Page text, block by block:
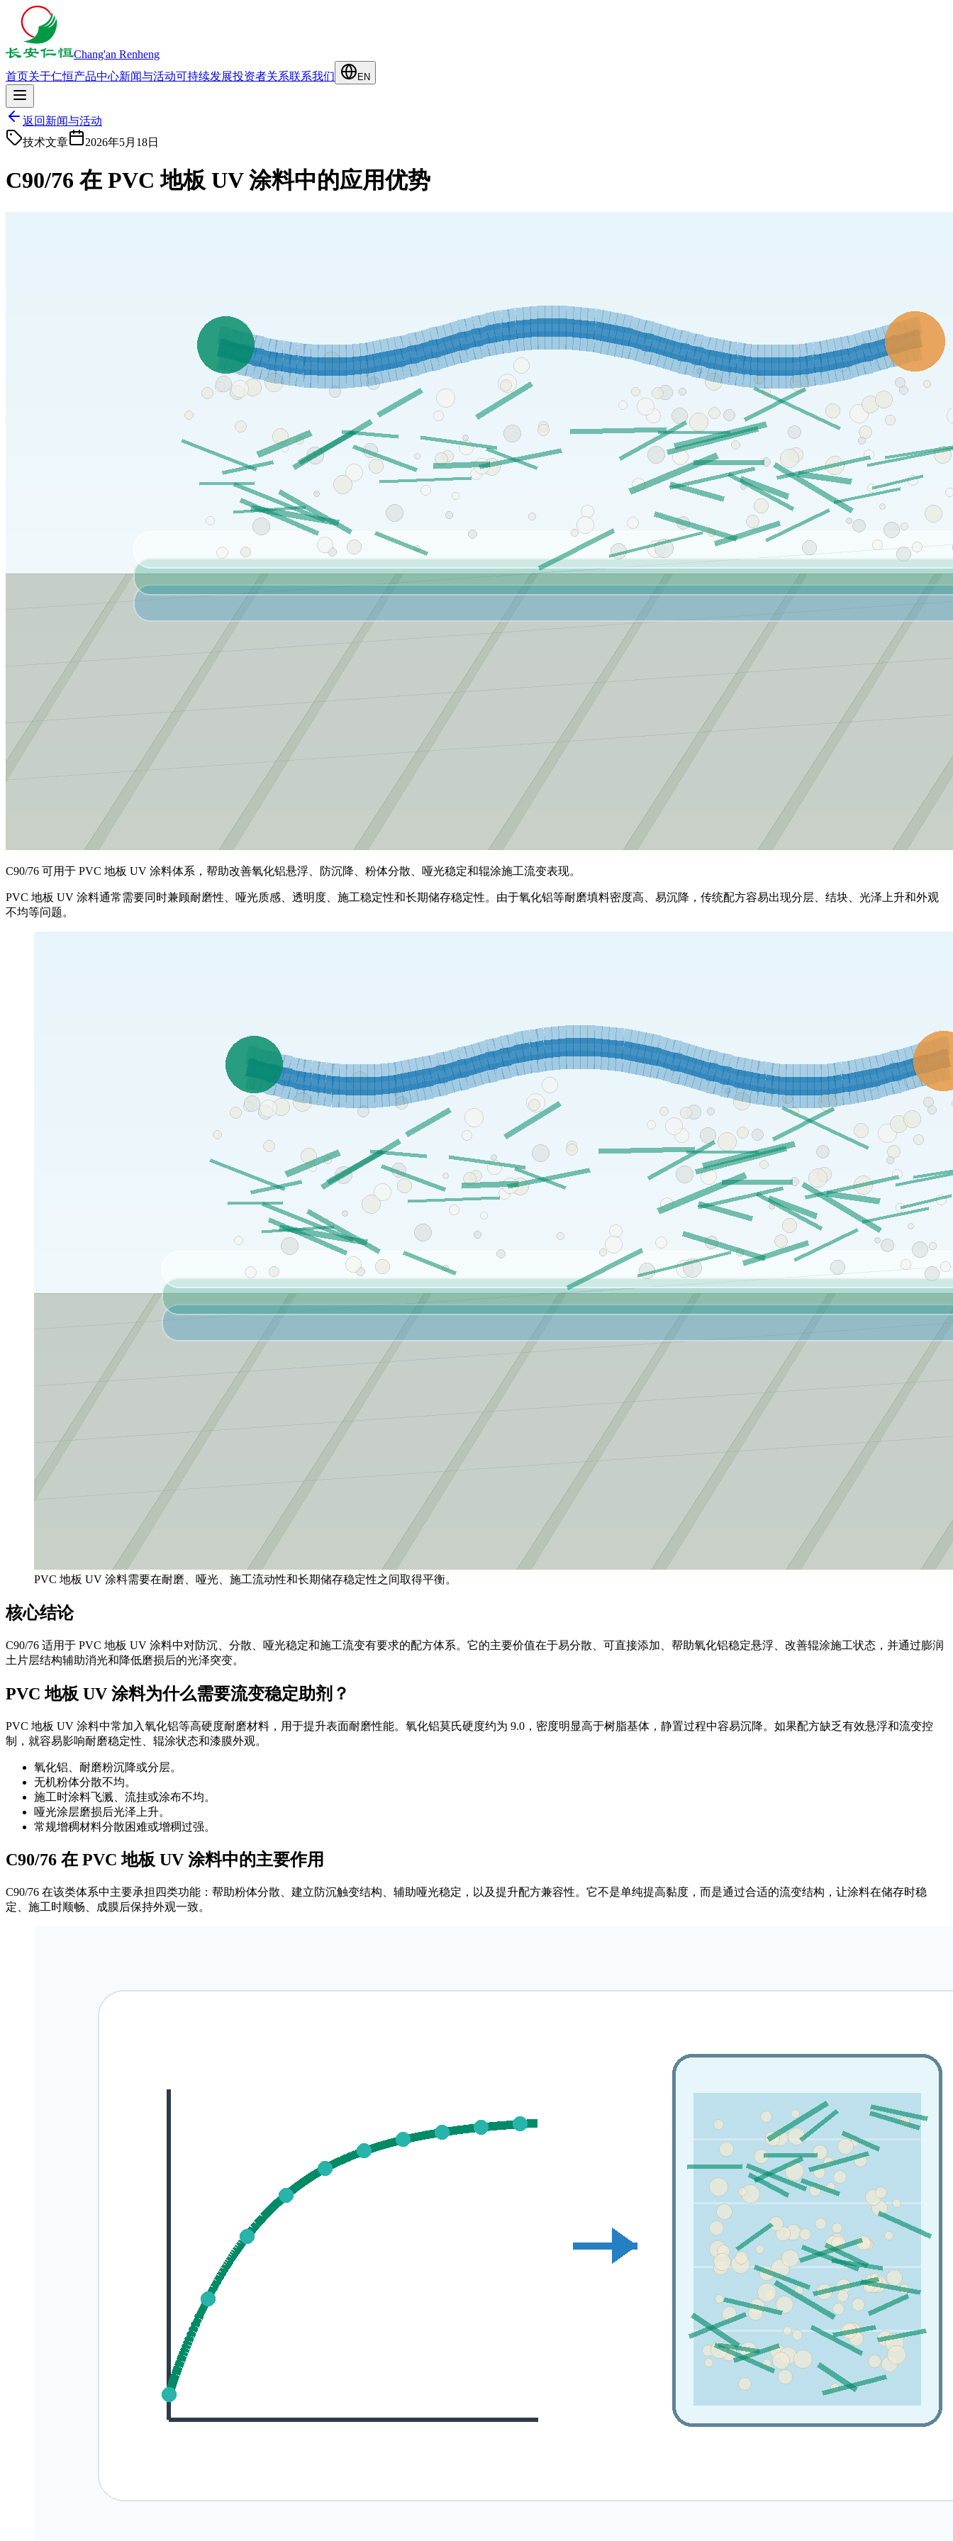
Chang'an Renheng
首页关于仁恒产品中心新闻与活动可持续发展投资者关系联系我们 EN
返回新闻与活动
技术文章
2026年5月18日
C90/76 在 PVC 地板 UV 涂料中的应用优势
C90/76 可用于 PVC 地板 UV 涂料体系，帮助改善氧化铝悬浮、防沉降、粉体分散、哑光稳定和辊涂施工流变表现。
PVC 地板 UV 涂料通常需要同时兼顾耐磨性、哑光质感、透明度、施工稳定性和长期储存稳定性。由于氧化铝等耐磨填料密度高、易沉降，传统配方容易出现分层、结块、光泽上升和外观
不均等问题。
PVC 地板 UV 涂料需要在耐磨、哑光、施工流动性和长期储存稳定性之间取得平衡。
核心结论
C90/76 适用于 PVC 地板 UV 涂料中对防沉、分散、哑光稳定和施工流变有要求的配方体系。它的主要价值在于易分散、可直接添加、帮助氧化铝稳定悬浮、改善辊涂施工状态，并通过膨润
土片层结构辅助消光和降低磨损后的光泽突变。
PVC 地板 UV 涂料为什么需要流变稳定助剂？
PVC 地板 UV 涂料中常加入氧化铝等高硬度耐磨材料，用于提升表面耐磨性能。氧化铝莫氏硬度约为 9.0，密度明显高于树脂基体，静置过程中容易沉降。如果配方缺乏有效悬浮和流变控
制，就容易影响耐磨稳定性、辊涂状态和漆膜外观。
氧化铝、耐磨粉沉降或分层。
无机粉体分散不均。
施工时涂料飞溅、流挂或涂布不均。
哑光涂层磨损后光泽上升。
常规增稠材料分散困难或增稠过强。
C90/76 在 PVC 地板 UV 涂料中的主要作用
C90/76 在该类体系中主要承担四类功能：帮助粉体分散、建立防沉触变结构、辅助哑光稳定，以及提升配方兼容性。它不是单纯提高黏度，而是通过合适的流变结构，让涂料在储存时稳
定、施工时顺畅、成膜后保持外观一致。